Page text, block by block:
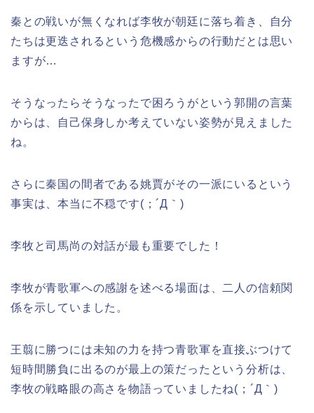
秦との戦いが無くなれば李牧が朝廷に落ち着き、自分
たちは更迭されるという危機感からの行動だとは思い
ますが…
そうなったらそうなったで困ろうがという郭開の言葉
からは、自己保身しか考えていない姿勢が見えました
ね。
さらに秦国の間者である姚賈がその一派にいるという
事実は、本当に不穏です(；´Д｀)
李牧と司馬尚の対話が最も重要でした！
李牧が青歌軍への感謝を述べる場面は、二人の信頼関
係を示していました。
王翦に勝つには未知の力を持つ青歌軍を直接ぶつけて
短時間勝負に出るのが最上の策だったという分析は、
李牧の戦略眼の高さを物語っていましたね(；´Д｀)